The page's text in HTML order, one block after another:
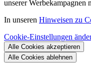
unserer Werbekampagnen
In unseren Hinweisen zu
Cookie-Einstellungen
Alle Cookies akzeptieren
Alle Cookies ablehnen